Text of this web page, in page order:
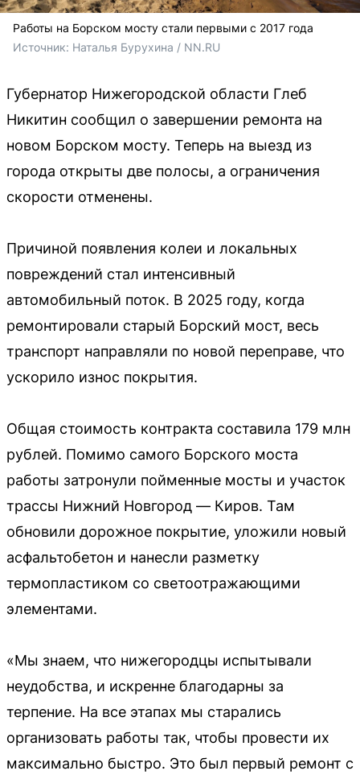
Работы на Борском мосту стали первыми с 2017 года
Источник: Наталья Бурухина / NN.RU
Губернатор Нижегородской области Глеб
Никитин сообщил о завершении ремонта на
новом Борском мосту. Теперь на выезд из
города открыты две полосы, а ограничения
скорости отменены.
Причиной появления колеи и локальных
повреждений стал интенсивный
автомобильный поток. В 2025 году, когда
ремонтировали старый Борский мост, весь
транспорт направляли по новой переправе, что
ускорило износ покрытия.
Общая стоимость контракта составила 179 млн
рублей. Помимо самого Борского моста
работы затронули пойменные мосты и участок
трассы Нижний Новгород — Киров. Там
обновили дорожное покрытие, уложили новый
асфальтобетон и нанесли разметку
термопластиком со светоотражающими
элементами.
«Мы знаем, что нижегородцы испытывали
неудобства, и искренне благодарны за
терпение. На все этапах мы старались
организовать работы так, чтобы провести их
максимально быстро. Это был первый ремонт с